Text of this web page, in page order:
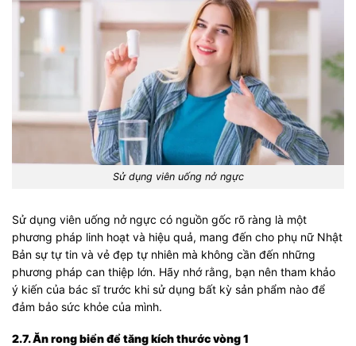
Sử dụng viên uống nở ngực
Sử dụng viên uống nở ngực có nguồn gốc rõ ràng là một
phương pháp linh hoạt và hiệu quả, mang đến cho phụ nữ Nhật
Bản sự tự tin và vẻ đẹp tự nhiên mà không cần đến những
phương pháp can thiệp lớn. Hãy nhớ rằng, bạn nên tham khảo
ý kiến của bác sĩ trước khi sử dụng bất kỳ sản phẩm nào để
đảm bảo sức khỏe của mình.
2.7. Ăn rong biển để tăng kích thước vòng 1